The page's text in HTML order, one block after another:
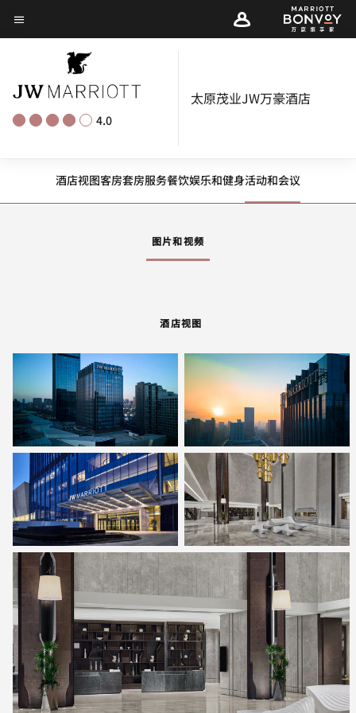
Skip
to菜单文本
4.0
太原茂业JW万豪酒店
酒店视图客房套房服务餐饮娱乐和健身活动和会议
图片和视频
酒店视图